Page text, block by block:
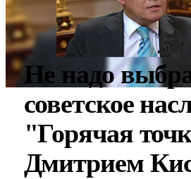
Не надо
советское
"Горячая
Дмитрием